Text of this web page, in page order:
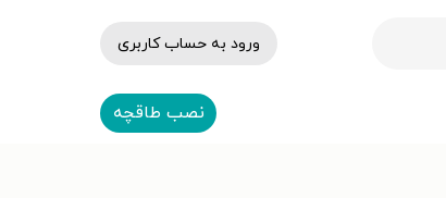
ورود به حساب کاربری
نصب طاقچه